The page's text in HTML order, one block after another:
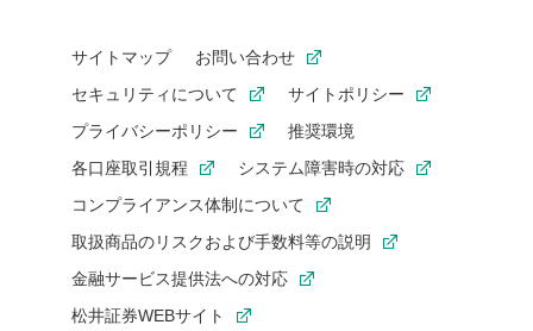
サイトマップ
お問い合わせ
セキュリティについて
サイトポリシー
プライバシーポリシー
推奨環境
各口座取引規程
システム障害時の対応
コンプライアンス体制について
取扱商品のリスクおよび手数料等の説明
金融サービス提供法への対応
松井証券WEBサイト